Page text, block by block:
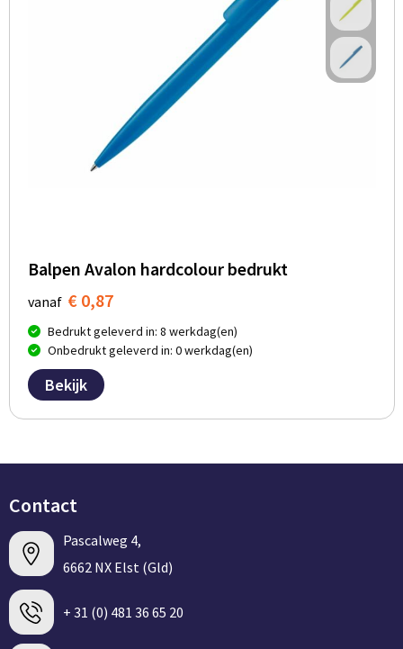
Balpen Avalon hardcolour bedrukt
vanaf € 0,87
Bedrukt geleverd in: 8 werkdag(en)
Onbedrukt geleverd in: 0 werkdag(en)
Bekijk
Contact
Pascalweg 4,
6662 NX Elst (Gld)
+ 31 (0) 481 36 65 20